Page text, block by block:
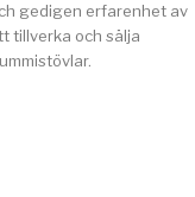
gedigen erfarenhet av
tillverka och sälja